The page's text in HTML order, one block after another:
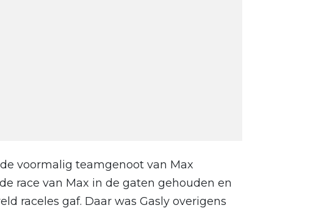
voormalig teamgenoot van Max
race van Max in de gaten gehouden en
raceles gaf. Daar was Gasly overigens